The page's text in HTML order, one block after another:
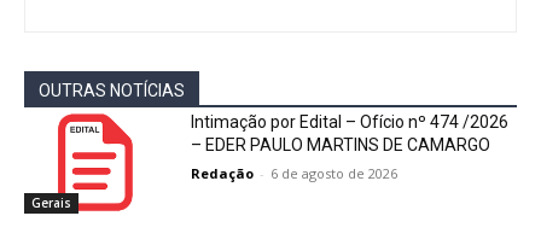
OUTRAS NOTÍCIAS
Gerais
Intimação por Edital – Ofício nº 474 /2026
– EDER PAULO MARTINS DE CAMARGO
Redação - 6 de agosto de 2026